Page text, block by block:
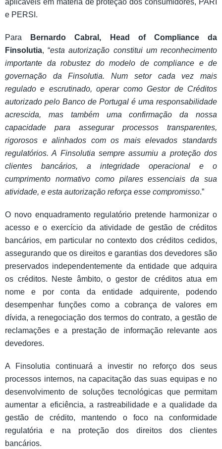
aplicáveis em matéria de proteção dos consumidores, PARI
e PERSI.
Para
Bernardo Cabral, Head of Compliance da
Finsolutia, “esta autorização constitui um reconhecimento
importante da robustez do modelo de compliance e de
governação da Finsolutia. Num setor cada vez mais
regulado e escrutinado, operar como Gestor de Créditos
autorizado pelo Banco de Portugal é uma responsabilidade
acrescida, mas também uma confirmação da nossa
capacidade para assegurar processos transparentes,
rigorosos e alinhados com os mais elevados standards
regulatórios. A Finsolutia sempre assumiu a proteção dos
clientes bancários, a integridade operacional e o
cumprimento normativo como pilares essenciais da sua
atividade, e esta autorização reforça esse compromisso.”
O novo enquadramento regulatório pretende harmonizar o
acesso e o exercício da atividade de gestão de créditos
bancários, em particular no contexto dos créditos cedidos,
assegurando que os direitos e garantias dos devedores são
preservados independentemente da entidade que adquira
os créditos. Neste âmbito, o gestor de créditos atua em
nome e por conta da entidade adquirente, podendo
desempenhar funções como a cobrança de valores em
dívida, a renegociação dos termos do contrato, a gestão de
reclamações e a prestação de informação relevante aos
devedores.
A Finsolutia continuará a investir no reforço dos seus
processos internos, na capacitação das suas equipas e no
desenvolvimento de soluções tecnológicas que permitam
aumentar a eficiência, a rastreabilidade e a qualidade da
gestão de crédito, mantendo o foco na conformidade
regulatória e na proteção dos direitos dos clientes
bancários.